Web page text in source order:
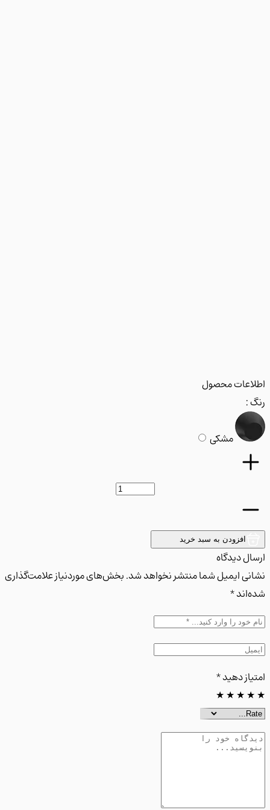
محصول
مشکی
افزودن به سبد خرید
دیدگاه
ایمیل شما منتشر نخواهد شد. بخش‌های موردنیاز علامت‌گذاری
*
دهید*
★
★
★